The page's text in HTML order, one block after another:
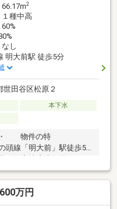
66.17m2
１種中高
60%
なし
明大前駅 徒歩5分
世田谷区松原２
本下水
・ 物件の特
「明大前」駅徒歩5
り・通風ともに良好な開
な住宅街。周辺には教育
のためお好みのハウス
内させていただきます！
万円